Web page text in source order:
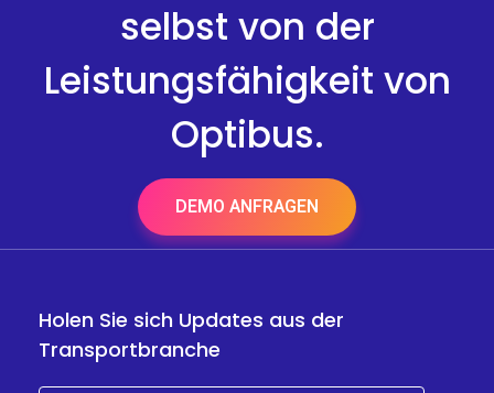
selbst von der
Leistungsfähigkeit von
Optibus.
DEMO ANFRAGEN
Holen Sie sich Updates aus der
Transportbranche